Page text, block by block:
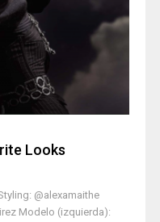
Looks
@alexamaithe
Modelo (izquierda):